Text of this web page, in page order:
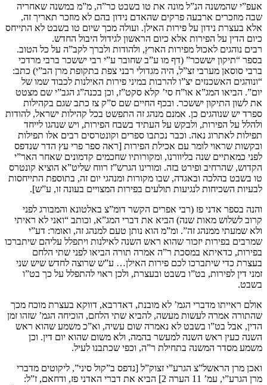
אעפ”י שהמשנה הנ”ל מונה את טו בשבט כר”ה, מ”מ במשנה שאחריה
שבה מוזכרים ארבעה פרקים שהאדם נידון בהם לא מוזכר תאריך זה,
אלא בעצרת נידון על פירות האילן. ועולה מכך שיום טו בשבט לא התייחס
כיום הדין על הפירות אלא כיום הראשון לגידול היבול החדש.
רבים נוהגים לאכול מפירות הארץ, ולהודות ולברך לקב”ה על כל הטוב.
בספר “תיקון יששכר” (דף מו ע”ב שחובר ע”י רבי יששכר ברבי מרדכי
ברבי סוסאן מערבי זצ”ל, היה מגדולי רבני צפת בתקופת מרן הב”י) כתב:
“ונוהגים האשכנזים יצ”ו להרבות במיני פירות האילנות לכבוד שמו של
יום”. הביאו המג”א או”ח סי’ קלא סקט”ז, וכן בכנה”ג הגב”י שם מצטט
את לשון התיקון יששכר. ובכף החיים שם ס”ק צז כתב שגם בקהילות
ספרד יש שנוהגים כן. אמנם מנהג זה התפשט בכל קהילות ישראל, להודות
ולהלל על הפירות, ולבקש על העתיד בשבח הפירות, ויש שנהגו לייחד
תפילות לאתרוג נאה. וכבר נכתבו ספרים וקונטרסים רבים אלו תפילות
ובקשות שראוי לומר עם אכילת הפירות [ראה ספר פרי עץ הדר שנדפס
לפני כמאתיים שנה בליוורנו, ומקורותיו שחכמים קדמונים שאחר האר”י
הקדוש, שהרחיב ופירט בזה. ומורינו הגרש”ז רווח שליט”א הוציא קונטרס
טו בשבט בהלכה ובאגדה, שבו מקורות ומנהגי יום זה, בתוספת התייחסות
לבעיות השכיחות לנגיעות תולעים בפירות המצויים בעונה זו, ע”ש].
והנה בספר אדני פז (רבי אפרים הקשר דומ”צ באלטונא והמבורג לפני
קרוב לשלוש מאות שנה) הביא את דברי המג”א, וכותב “ואני לא ראיתי
ולא שמעתי ממנהג זה”. ומ”מ הוא נותן טעם למנהג זה, ואומר: דע”י
שמרבים בפירות יזכור שהוא ראש השנה לאילנות ויתפלל עליהם שיתברכו
בפירות, כדאיתא במסכת ר”ה אמרה תורה הביאו לפני שתי הלחם
בעצרת כדי שיתברכו לכם פירות האילן… ע”ש שרוצה לחדש שיש שני
זמני דין לפירות, בט”ו בשבט ובעצרת, ולכן ראוי להתפלל על כך בט”ו
בשבט.
אולם ראייתו מדברי הגמ’ לא מובנת, דאדרבא, דווקא בעצרת מוכח מכך
שהתורה אמרה לעשות מעשה, להביא שתי הלחם, הוכיחה הגמ’ שזהו זמן
הדין, אבל בט”ו בשבט לא נאמרה שום עשיה, וא”כ משמע שהוא ראש
השנה כעין ראש השנה למעשר בהמה, ולא משום שהוא יום דין. וכן
משמע מסדר המשנה בתחילת ר”ה, וכפי שכתבנו לעיל.
ואכן מרן הראשל”צ הגרע”י זצוק”ל [נדפס ב”קול סיני”, ליקוטים מדברי
מרן הגרע”י, עמ’ 11 הערה 2] הביא את דברי האדני פז, ודחאם, ז”ל: